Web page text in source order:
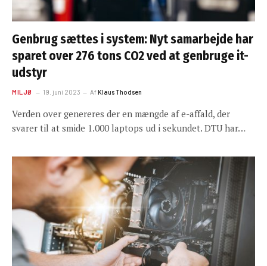
Genbrug sættes i system: Nyt samarbejde har
sparet over 276 tons CO2 ved at genbruge it-
udstyr
MILJØ 19. juni 2023 AfKlaus Thodsen
Verden over genereres der en mængde af e-affald, der
svarer til at smide 1.000 laptops ud i sekundet. DTU har…